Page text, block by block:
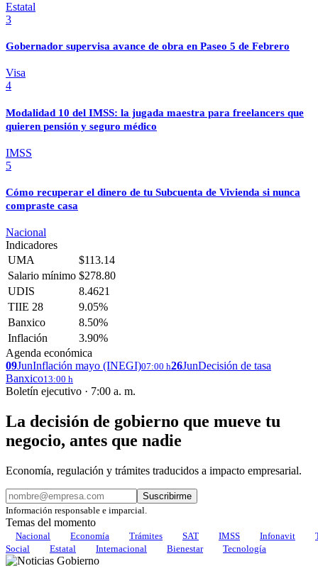
Estatal
3
Gobernador supervisa avance de obra en Paseo 5 de Febrero
Visa
4
Modalidad 10 del IMSS: la jugada maestra para freelancers que
quieren pensión y seguro médico
IMSS
5
Cómo recuperar el dinero de tu Subcuenta de Vivienda si nunca
compraste casa
Nacional
Indicadores
UMA
$113.14
Salario mínimo $278.80
UDIS
8.4621
TIIE 28
9.05%
Banxico
8.50%
Inflación
3.90%
Agenda económica
09JunInflación mayo (INEGI)07:00 h26JunDecisión de tasa
Banxico13:00 h
Boletín ejecutivo · 7:00 a. m.
La decisión de gobierno que mueve tu
negocio, antes que nadie
Economía, regulación y trámites traducidos a impacto empresarial.
Suscribirme
Información responsable e imparcial.
Temas del momento
Nacional Economía Trámites SAT IMSS Infonavit
Social
Estatal Internacional Bienestar Tecnología